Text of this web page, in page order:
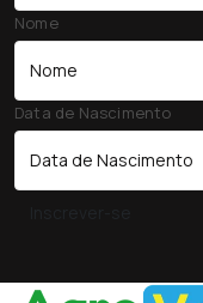
Nome
Data de Nascimento